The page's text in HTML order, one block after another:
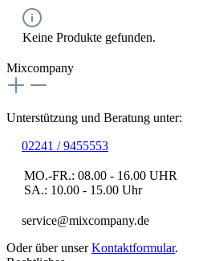
Keine Produkte gefunden.
Mixcompany
Unterstützung und Beratung unter:
02241 / 9455553
MO.-FR.: 08.00 - 16.00 UHR
SA.: 10.00 - 15.00 Uhr
service@mixcompany.de
Oder über unserKontaktformular.